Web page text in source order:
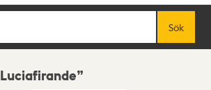
Sök
Luciafirande